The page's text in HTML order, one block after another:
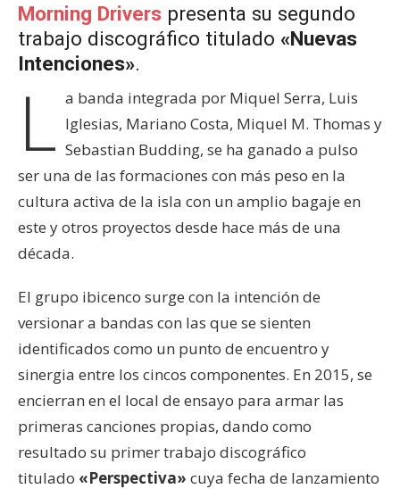
Morning Drivers presenta su segundo
trabajo discográfico titulado «Nuevas
Intenciones».
L a banda integrada por Miquel Serra, Luis
Iglesias, Mariano Costa, Miquel M. Thomas y
Sebastian Budding, se ha ganado a pulso
ser una de las formaciones con más peso en la
cultura activa de la isla con un amplio bagaje en
este y otros proyectos desde hace más de una
década.
El grupo ibicenco surge con la intención de
versionar a bandas con las que se sienten
identificados como un punto de encuentro y
sinergia entre los cincos componentes. En 2015, se
encierran en el local de ensayo para armar las
primeras canciones propias, dando como
resultado su primer trabajo discográfico
titulado «Perspectiva» cuya fecha de lanzamiento